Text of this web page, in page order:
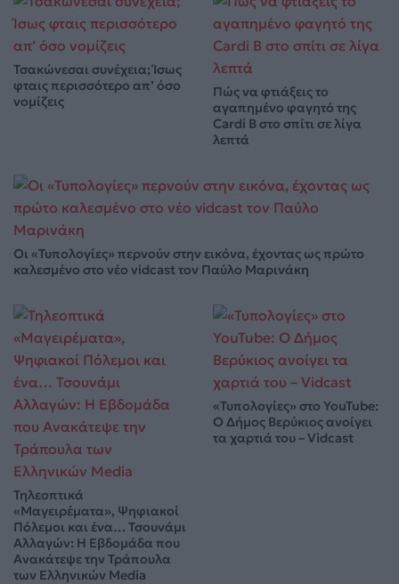
Τσακώνεσαι συνέχεια; Ίσως
φταις περισσότερο απ’ όσο
νομίζεις
Πώς να φτιάξεις το
αγαπημένο φαγητό της
Cardi B στο σπίτι σε λίγα
λεπτά
Οι «Τυπολογίες» περνούν στην εικόνα, έχοντας ως πρώτο
καλεσμένο στο νέο vidcast τον Παύλο Μαρινάκη
Τηλεοπτικά
«Μαγειρέματα», Ψηφιακοί
Πόλεμοι και ένα… Τσουνάμι
Αλλαγών: Η Εβδομάδα που
Ανακάτεψε την Τράπουλα
των Ελληνικών Media
«Τυπολογίες» στο YouTube:
Ο Δήμος Βερύκιος ανοίγει
τα χαρτιά του – Vidcast